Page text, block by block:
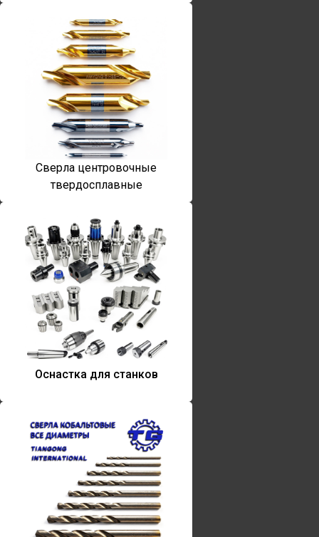
Сверла центровочные
твердосплавные
Оснастка для станков